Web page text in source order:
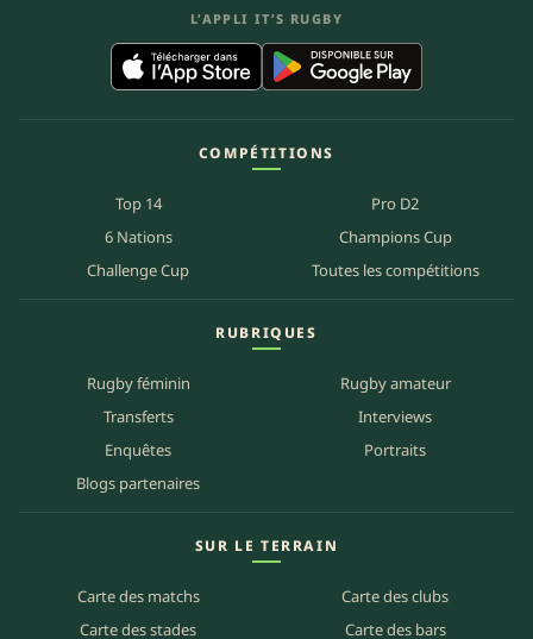
L’APPLI IT’S RUGBY
COMPÉTITIONS
Top 14
Pro D2
6 Nations
Champions Cup
Challenge Cup
Toutes les compétitions
RUBRIQUES
Rugby féminin
Rugby amateur
Transferts
Interviews
Enquêtes
Portraits
Blogs partenaires
SUR LE TERRAIN
Carte des matchs
Carte des clubs
Carte des stades
Carte des bars